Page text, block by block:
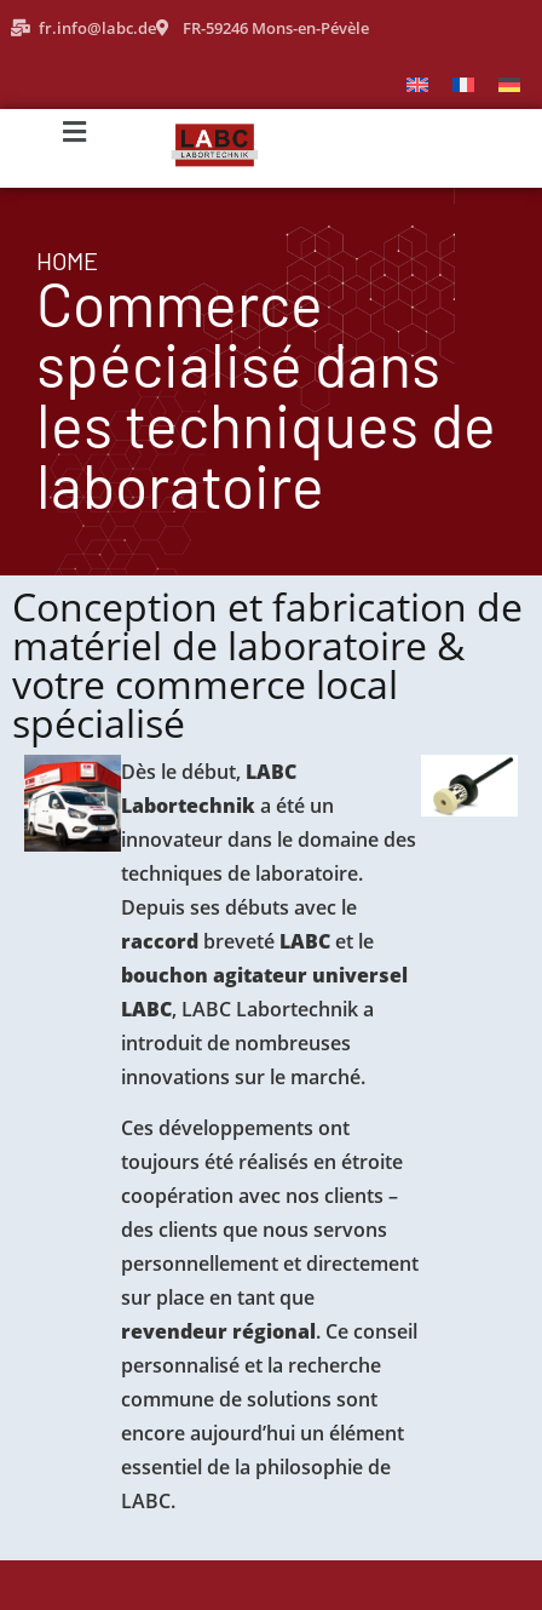
fr.info@labc.de FR-59246 Mons-en-Pévèle
HOME
Commerce
spécialisé dans
les techniques de
laboratoire
Conception et fabrication de
matériel de laboratoire &
votre commerce local
spécialisé
Dès le début, LABC
Labortechnika été un
innovateur dans le domaine des
techniques de laboratoire.
Depuis ses débuts avec le
raccordbreveté LABCet le
bouchon agitateur universel
LABC, LABC Labortechnik a
introduit de nombreuses
innovations sur le marché.
Ces développements ont
toujours été réalisés en étroite
coopération avec nos clients –
des clients que nous servons
personnellement et directement
sur place en tant que
revendeur régional. Ce conseil
personnalisé et la recherche
commune de solutions sont
encore aujourd’hui un élément
essentiel de la philosophie de
LABC.